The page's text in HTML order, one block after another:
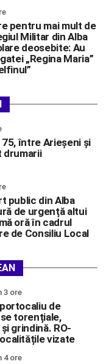
pentru mai mult de
Militar din Alba
deosebite: Au
„Regina Maria”
75, între Arieșeni și
drumarii
public din Alba
de urgență altui
oră în cadrul
de Consiliu Local
3 ore
de
torențiale,
grindină. RO-
vizate
4 ore